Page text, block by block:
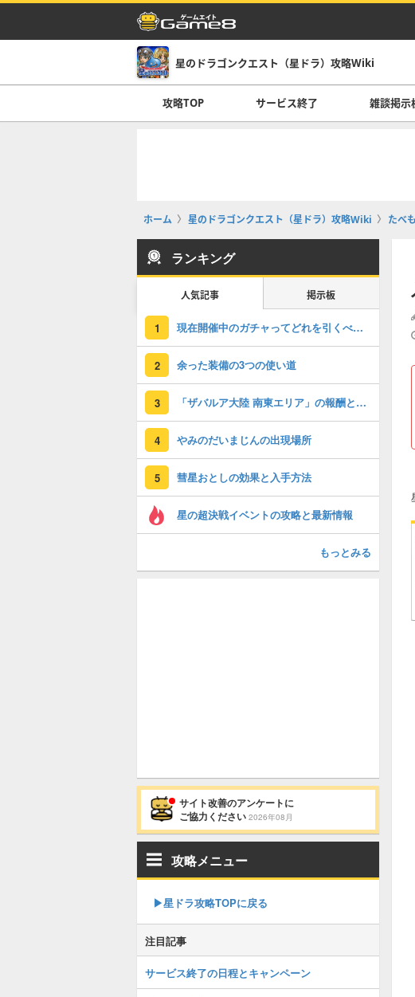
星のドラゴンクエスト（星ドラ）攻略Wiki
攻略TOP サービス終了 雑談掲示
ホーム 星のドラゴンクエスト（星ドラ）攻略Wiki たべ
ランキング
人気記事 掲示板
1 現在開催中のガチャってどれを引くべき？｜ガチャ情報一覧
2 余った装備の3つの使い道
3 「ザバルア大陸 南東エリア」の報酬と獲得経験値
4 やみのだいまじんの出現場所
5 彗星おとしの効果と入手方法
星の超決戦イベントの攻略と最新情報
もっとみる
サイト改善のアンケートに
ご協力ください 2026年08月
攻略メニュー
▶︎星ドラ攻略TOPに戻る
注目記事
サービス終了の日程とキャンペーン